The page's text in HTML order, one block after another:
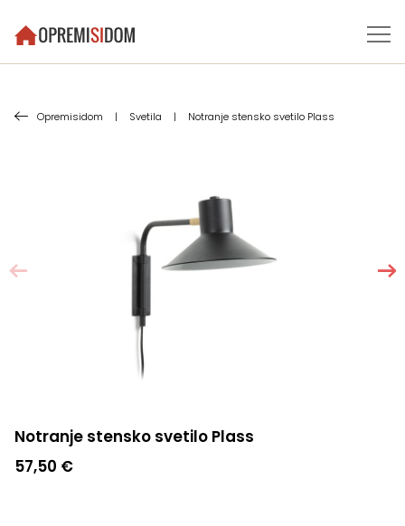
Opremisidom | Svetila | Notranje stensko svetilo Plass
Notranje stensko svetilo Plass
57,50 €